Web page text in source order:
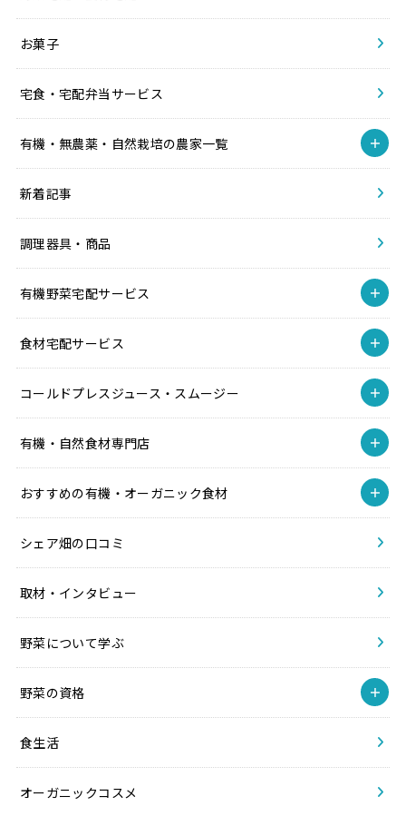
お菓子
宅食・宅配弁当サービス
有機・無農薬・自然栽培の農家一覧
新着記事
調理器具・商品
有機野菜宅配サービス
食材宅配サービス
コールドプレスジュース・スムージー
有機・自然食材専門店
おすすめの有機・オーガニック食材
シェア畑の口コミ
取材・インタビュー
野菜について学ぶ
野菜の資格
食生活
オーガニックコスメ